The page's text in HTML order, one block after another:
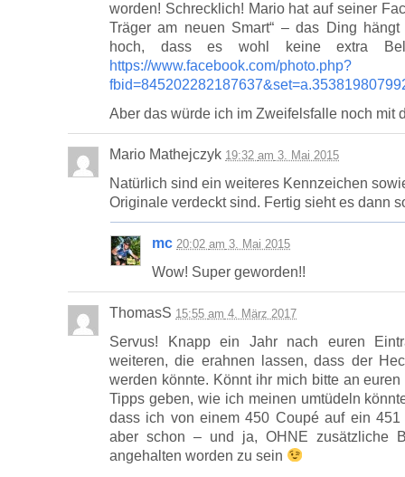
worden! Schrecklich! Mario hat auf seiner
Träger am neuen Smart“ – das Ding
hoch, dass es wohl keine extra
https://www.facebook.com/photo.php?
Aber das würde ich im Zweifelsfalle noch mit
Mario Mathejczyk 19:32 am 3. Mai 2015
Natürlich sind ein weiteres Kennzeichen
Originale verdeckt sind. Fertig sieht es dann
mc 20:02 am 3. Mai 2015
Wow! Super geworden!!
ThomasS 15:55 am 4. März 2017
Servus! Knapp ein Jahr nach euren
weiteren, die erahnen lassen, dass der
werden könnte. Könnt ihr mich bitte an
Tipps geben, wie ich meinen umtüdeln
dass ich von einem 450 Coupé auf ein
aber schon – und ja, OHNE zusätzliche
angehalten worden zu sein